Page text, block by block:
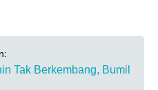
Tak Berkembang, Bumil